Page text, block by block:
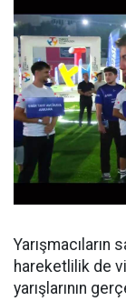
Yarışmacıların
hareketlilik de
yarışlarının